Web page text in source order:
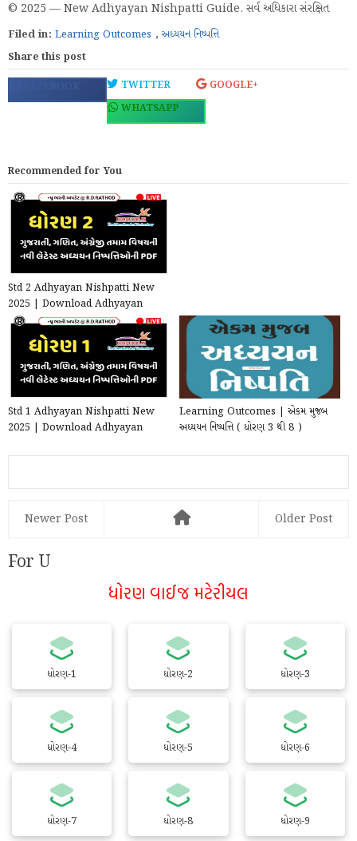
© 2025 — New Adhyayan Nishpatti Guide. સર્વ અધિકારા સંરક્ષિત
Filed in: Learning Outcomes , અધ્યયન નિષ્પત્તિ
Share this post
FACEBOOK TWITTER
GOOGLE+
WHATSAPP
Recommended for You
Std 2 Adhyayan Nishpatti New
2025 | Download Adhyayan
Nishpatti PDF For Std 8 Al...
Std 1 Adhyayan Nishpatti New
2025 | Download Adhyayan
Learning Outcomes | એકમ મુજબ
અધ્યયન નિષ્પત્તિ ( ધોરણ 3 થી 8 )
Newer Post Older Post
For U
ધોરણ વાઈજ મટેરીયલ
ધોરણ-1 ધોરણ-2 ધોરણ-3
ધોરણ-4 ધોરણ-5 ધોરણ-6
ધોરણ-7 ધોરણ-8 ધોરણ-9